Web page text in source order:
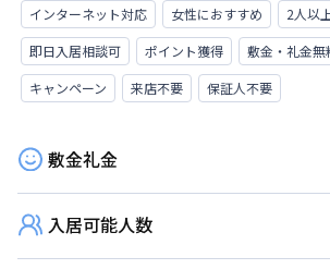
賃料を30％OFFさせていただきます
水道光熱費は割引対象外です。※延
際は賃料の割引適用はなくなりま
ンペーンとの併用はできません。掲
りキャンペーンが複数ある場合は一
入居日・期間に応じて、他にも賃料
利用条件
インターネット対応 女性におすすめ
2人以
即日入居相談可
ポイント獲得 敷金・礼金無
キャンペーン
来店不要 保証人不要
敷金礼金
入居可能人数